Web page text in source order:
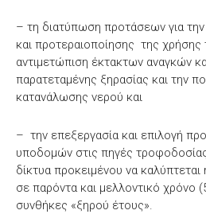
– τη διατύπωση προτάσεων για την
και προτεραιοποίησης της χρήσης
αντιμετώπιση έκτακτων αναγκών
παρατεταμένης ξηρασίας και την
κατανάλωσης νερού και
– την επεξεργασία και επιλογή
υποδομών στις πηγές
δίκτυα προκειμένου να
σε παρόντα και μελλοντικό χρόνο
συνθήκες «ξηρού έτους».